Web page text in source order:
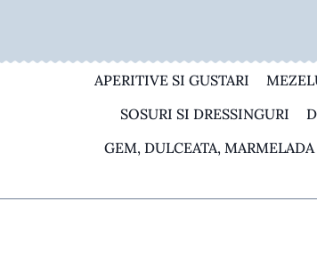
content
APERITIVE SI GUSTARI
SOSURI SI DRESSINGURI
GEM, DULCEATA, MARMELADA